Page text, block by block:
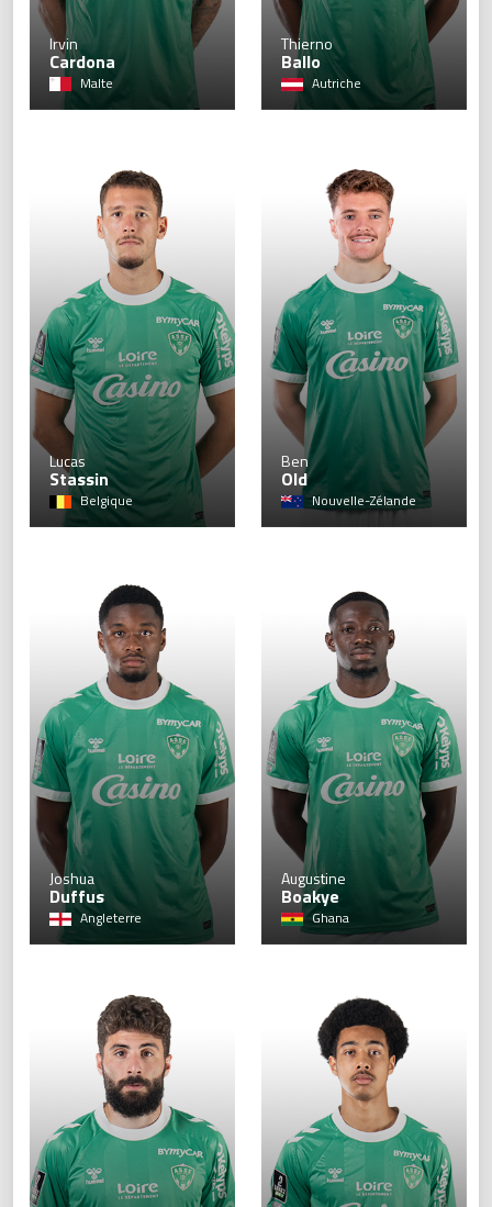
7
Irvin
Cardona
Malte
Thierno
Ballo
Autriche
9
Lucas
Stassin
Belgique
Ben
Old
Nouvelle-Zélande
17
Joshua
Duffus
Angleterre
Augustine
Boakye
Ghana